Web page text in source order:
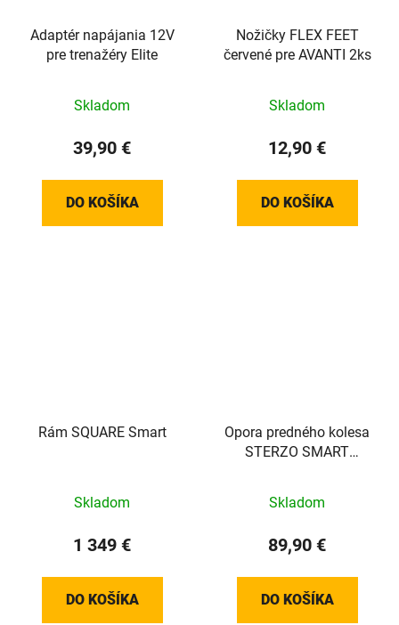
Adaptér napájania 12V
pre trenažéry Elite
Skladom
39,90 €
DO KOŠÍKA
Nožičky FLEX FEET
červené pre AVANTI 2ks
Skladom
12,90 €
DO KOŠÍKA
Rám SQUARE Smart
Skladom
1 349 €
DO KOŠÍKA
Opora predného kolesa
STERZO SMART
Skladom
89,90 €
DO KOŠÍKA